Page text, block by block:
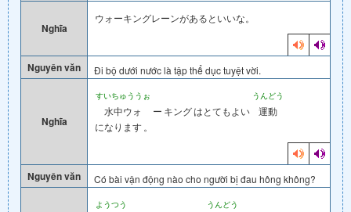
Nghĩa
ウォーキングレーンがあるといいな。
Nguyên văn Đi bộ dưới nước là tập thể dục tuyệt vời.
Nghĩa
すいちゅううぉ
水中ウォ ー キングはとてもよい
うんどう
運動
になります 。
Nguyên văn Có bài vận động nào cho người bị đau hông không?
ようつう うんどう